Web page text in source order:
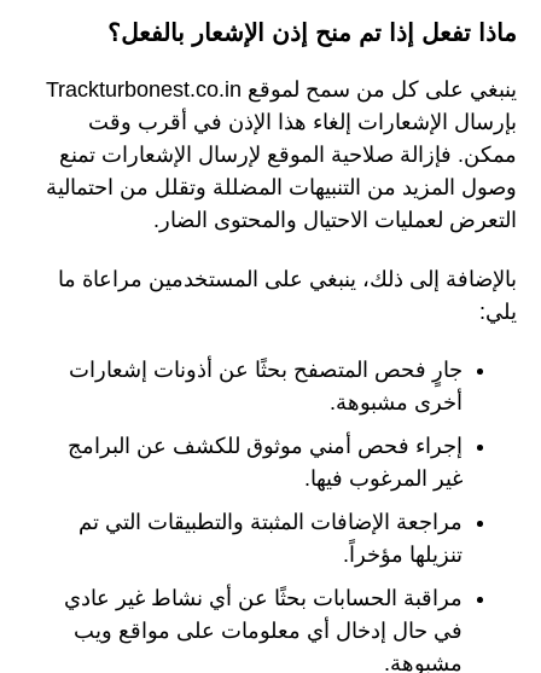
ماذا تفعل إذا تم منح إذن الإشعار بالفعل؟
ينبغي على كل من سمح لموقع Trackturbonest.co.in
بإرسال الإشعارات إلغاء هذا الإذن في أقرب وقت
ممكن. فإزالة صلاحية الموقع لإرسال الإشعارات تمنع
وصول المزيد من التنبيهات المضللة وتقلل من احتمالية
التعرض لعمليات الاحتيال والمحتوى الضار.
بالإضافة إلى ذلك، ينبغي على المستخدمين مراعاة ما
يلي:
جارٍ فحص المتصفح بحثًا عن أذونات إشعارات
أخرى مشبوهة.
إجراء فحص أمني موثوق للكشف عن البرامج
غير المرغوب فيها.
مراجعة الإضافات المثبتة والتطبيقات التي تم
تنزيلها مؤخراً.
مراقبة الحسابات بحثًا عن أي نشاط غير عادي
في حال إدخال أي معلومات على مواقع ويب
مشبوهة.